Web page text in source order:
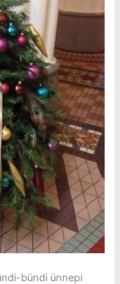
bündi ünnepi